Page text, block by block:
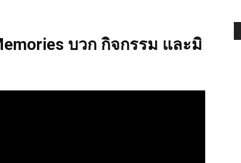
บวก กิจกรรม และมิ